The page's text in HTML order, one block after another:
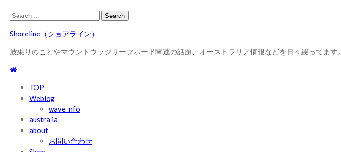
Skip
navigation
Skip
content
Search
Shoreline（ショアライン）
波乗りのことやマウントウッジサーフボード関連の話題、オーストラリア情報などを日々綴ってます。
TOP
Weblog
wave info
australia
about
お問い合わせ